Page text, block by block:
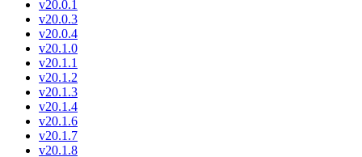
v20.0.1
v20.0.3
v20.0.4
v20.1.0
v20.1.1
v20.1.2
v20.1.3
v20.1.4
v20.1.6
v20.1.7
v20.1.8